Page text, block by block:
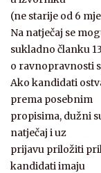
(ne starije od 6
Na natječaj se
sukladno članku
o ravnopravnosti
Ako kandidati
prema posebnim
propisima, dužni
natječaj i uz
prijavu priložiti
kandidati imaju